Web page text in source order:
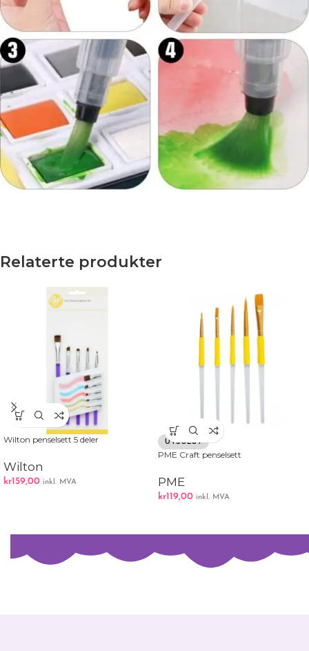
Relaterte produkter
Wilton penselsett 5 deler
Wilton
kr159,00 inkl. MVA
UTSOLGT
PME Craft penselsett
PME
kr119,00 inkl. MVA